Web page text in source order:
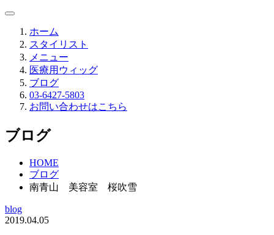
ホーム
スタイリスト
メニュー
医療用ウィッグ
ブログ
03-6427-5803
お問い合わせはこちら
ブログ
HOME
ブログ
南青山 美容室 桜吹雪
blog
2019.04.05